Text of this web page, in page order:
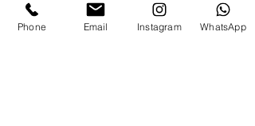
ארוך טאי דאי
Phone Email Instagram WhatsApp